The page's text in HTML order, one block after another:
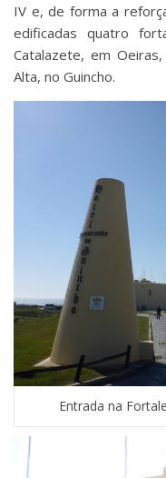
IV e, de forma a
edificadas quatro
Catalazete, em
Alta, no Guincho.
Entrada na